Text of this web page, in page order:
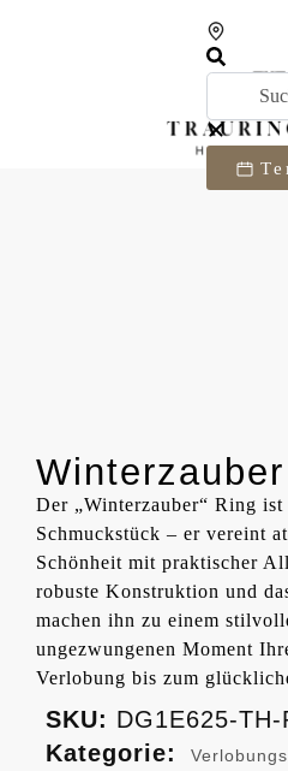
Der „Winterzauber“ Ring
Schmuckstück – er vereint
Schönheit mit praktischer
robuste Konstruktion und
machen ihn zu einem
ungezwungenen Moment
Verlobung bis zum
SKU: DG1E625-TH-
Kategorie: